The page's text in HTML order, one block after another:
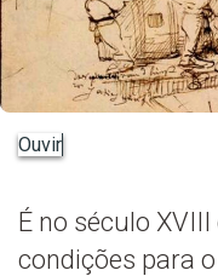
Ouvir
É no século
condições para